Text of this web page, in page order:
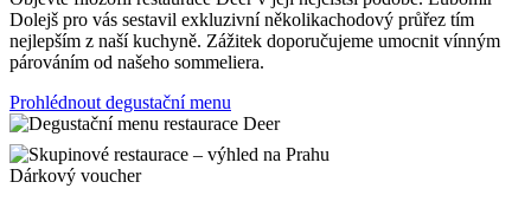
Dolejš pro vás sestavil exkluzivní několikachodový průřez tím
nejlepším z naší kuchyně. Zážitek doporučujeme umocnit vínným
párováním od našeho sommeliera.
Prohlédnout degustační menu
Dárkový voucher